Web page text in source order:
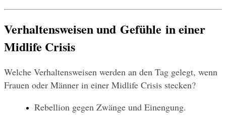
Verhaltensweisen und Gefühle in einer
Midlife Crisis
Welche Verhaltensweisen werden an den Tag gelegt, wenn
Frauen oder Männer in einer Midlife Crisis stecken?
Rebellion gegen Zwänge und Einengung.